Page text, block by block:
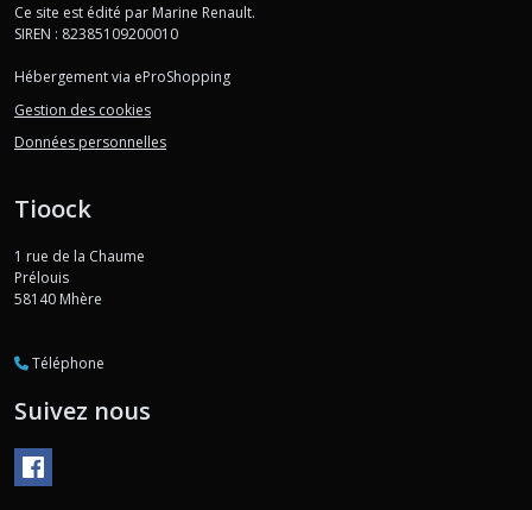
Ce site est édité par Marine Renault.
SIREN : 82385109200010
Hébergement via eProShopping
Gestion des cookies
Données personnelles
Tioock
1 rue de la Chaume
Prélouis
58140 Mhère
Téléphone
Suivez nous